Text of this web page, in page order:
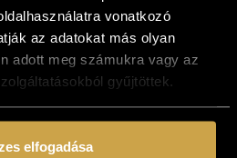
vonatkozó
az adatokat más olyan
adott meg számukra vagy az
gyűjtöttek.
elfogadása
Rajczi Zoltán - Este
Tihanyban (50x70